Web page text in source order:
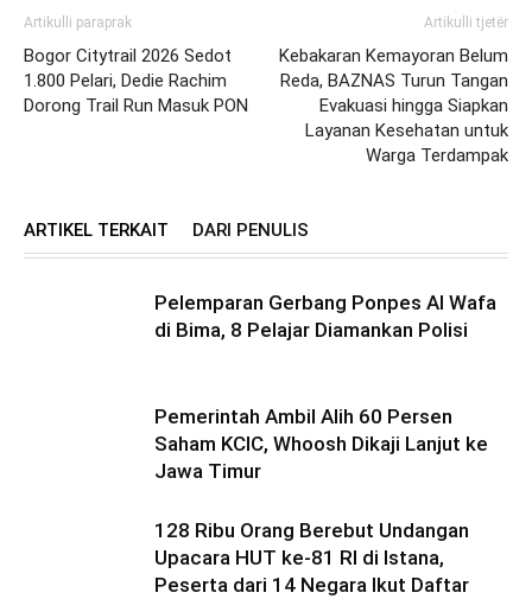
Artikulli paraprak
Bogor Citytrail 2026 Sedot
1.800 Pelari, Dedie Rachim
Dorong Trail Run Masuk PON
Artikulli tjetër
Kebakaran Kemayoran Belum
Reda, BAZNAS Turun Tangan
Evakuasi hingga Siapkan
Layanan Kesehatan untuk
Warga Terdampak
ARTIKEL TERKAIT DARI PENULIS
Pelemparan Gerbang Ponpes Al Wafa
di Bima, 8 Pelajar Diamankan Polisi
Pemerintah Ambil Alih 60 Persen
Saham KCIC, Whoosh Dikaji Lanjut ke
Jawa Timur
128 Ribu Orang Berebut Undangan
Upacara HUT ke-81 RI di Istana,
Peserta dari 14 Negara Ikut Daftar